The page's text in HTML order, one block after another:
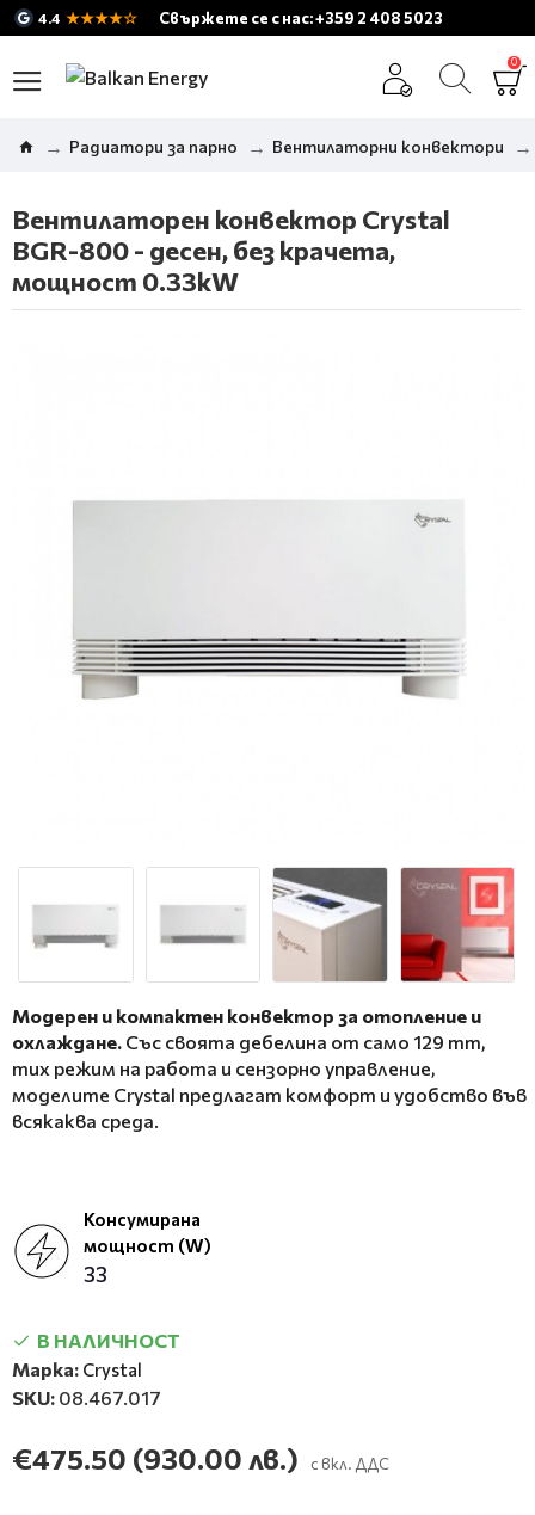
4.4 ★★★★☆ Свържете се с нас: +359 2 408 5023
0
Радиатори за парно Вентилаторни конвектори
Вентилаторен конвектор Crystal
BGR-800 - десен, без крачета,
мощност 0.33kW
Модерен и компактен конвектор за отопление и
охлаждане. Със своята дебелина от само 129 mm,
тих режим на работа и сензорно управление,
моделите Crystal предлагат комфорт и удобство във
всякаква среда.
Консумирана
мощност (W)
33
В НАЛИЧНОСТ
Марка: Crystal
SKU: 08.467.017
€475.50 (930.00 лв.) с вкл. ДДС